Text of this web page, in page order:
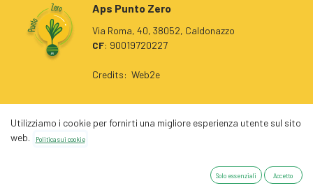
Aps Punto Zero
Via Roma, 40, 38052, Caldonazzo
CF: 90019720227
Credits: Web2e
Eventi
Direttivo
Cookies Policy
Utilizziamo i cookie per fornirti una migliore esperienza utente sul sito
web.
Politica sui cookie
Solo essenziali Accetto